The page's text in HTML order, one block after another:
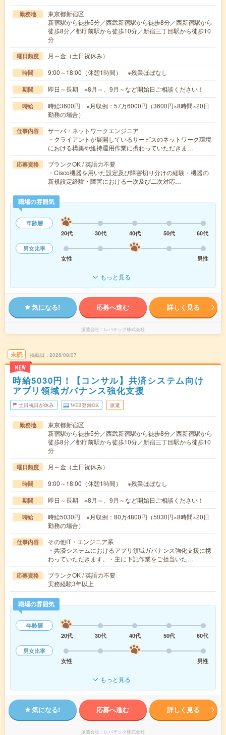
勤務地
東京都新宿区
新宿駅から徒歩5分／西武新宿駅から徒歩8分／西新宿駅から
徒歩8分／都庁前駅から徒歩10分／新宿三丁目駅から徒歩10
分
曜日頻度 月～金（土日祝休み）
時間 9:00～18:00（休憩1時間） ※残業ほぼなし
期間 即日～長期 ※8月～、9月～など開始日ご相談ください！
時給
時給3600円 ※月収例：57万6000円（3600円×8時間×20日
勤務の場合）
仕事内容
サーバ・ネットワークエンジニア
・クライアントが展開しているサービスのネットワーク環境
における構築や維持運用作業に携わっていただきま…
応募資格
ブランクOK / 英語力不要
・Cisco機器を用いた設定及び障害切り分けの経験・機器の
新規設定経験・障害における一次及び二次対応…
職場の雰囲気
年齢層
20代
30代 40代 50代
60代
男女比率
女性
男性
もっと見る
気になる! 応募へ進む 詳しく見る
派遣会社 レバテック株式会社
未読
NEW
掲載日 2026/08/07
時給5030円！【コンサル】共済システム向け
アプリ領域ガバナンス強化支援
土日祝日が休み WEB登録OK 派遣
勤務地
東京都新宿区
新宿駅から徒歩5分／西武新宿駅から徒歩8分／西新宿駅から
徒歩8分／都庁前駅から徒歩10分／新宿三丁目駅から徒歩10
分
曜日頻度 月～金（土日祝休み）
時間 9:00～18:00（休憩1時間） ※残業ほぼなし
期間 即日～長期 ※8月～、9月～など開始日ご相談ください！
時給
時給5030円 ※月収例：80万4800円（5030円×8時間×20日
勤務の場合）
仕事内容
その他IT・エンジニア系
・共済システムにおけるアプリ領域ガバナンス強化支援に携
わっていただきます。・主に下記作業をご担当いた…
応募資格
ブランクOK / 英語力不要
実務経験3年以上
職場の雰囲気
年齢層
20代
30代 40代 50代
60代
男女比率
女性
男性
もっと見る
気になる! 応募へ進む 詳しく見る
派遣会社 レバテック株式会社